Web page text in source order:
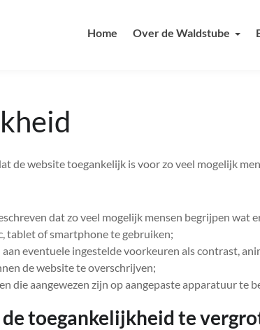
Home Over de Waldstube
de website toegankelijk is voor zo veel mogelijk
dat zo veel mogelijk mensen begrijpen wat
tablet of smartphone te gebruiken;
aan eventuele ingestelde voorkeuren als contrast,
de website te overschrijven;
die aangewezen zijn op aangepaste apparatuur te
toegankelijkheid te